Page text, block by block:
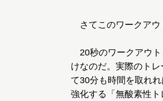
さてこのワークアウ
20秒のワークアウト
けなのだ。実際のト
て30分も時間を取れ
強化する「無酸素性ト